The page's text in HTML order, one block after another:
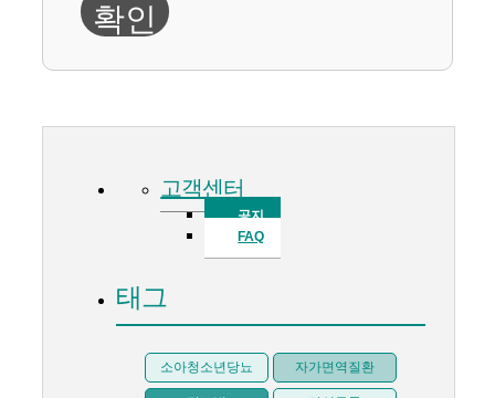
확인
고객센터
공지
FAQ
태그
소아청소년당뇨 자가면역질환